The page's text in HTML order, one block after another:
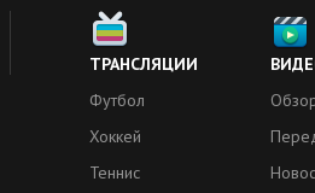
2016 03:00
23 - Панама до 23. Обзор матча
Мировой Классик
ТРАНСЛЯЦИИ
Футбол
Хоккей
Теннис